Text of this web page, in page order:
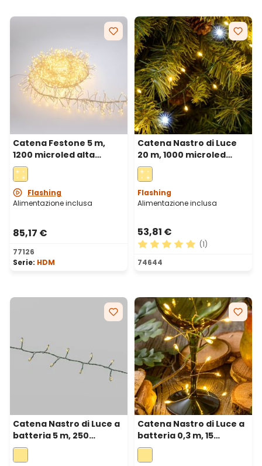
Catena Festone 5 m,
1200 microled alta
densità bianco caldo e
bianco freddo, cavo
metal argento
Flashing
Alimentazione inclusa
85,17 €
77126
Serie: HDM
Catena Nastro di Luce
20 m, 1000 microled
bianco caldo e freddo,
cavo metal verde
Flashing
Alimentazione inclusa
53,81 €
Valutazione media di 5 su
(1)
74644
Catena Nastro di Luce a
batteria 5 m, 250
microled bianco caldo,
cavo metal verde
Catena Nastro di Luce a
batteria 0,3 m, 15
microled bianco caldo,
cavo metal argento